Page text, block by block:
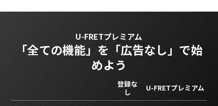
U-FRETプレミアム
「全ての機能」を 「広告なし」で始
めよう
登録な
し
U-FRETプレミアム